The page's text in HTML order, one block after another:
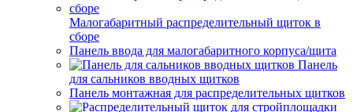
Малогабаритный распределительный щиток в
сборе
Панель ввода для малогабаритного корпуса/щита
Панель
для сальников вводных щитков
Панель монтажная для распределительных щитков